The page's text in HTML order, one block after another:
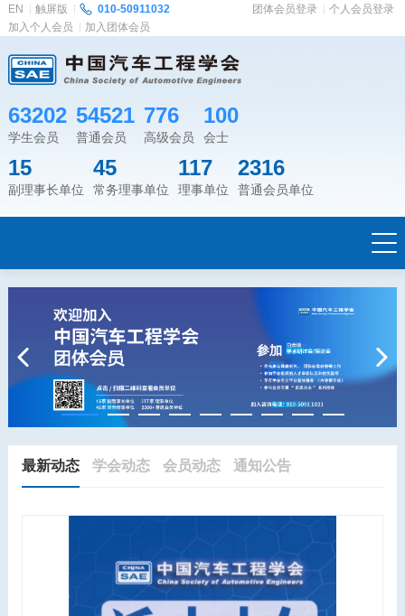
EN 触屏版 010-50911032 团体会员登录
个人会员登录
加入个人会员
加入团体会员
63202
学生会员
54521
普通会员
776
高级会员
100
会士
15
副理事长单位
45
常务理事单位
117
理事单位
2316
普通会员单位
Previous Next
最新动态 学会动态 会员动态 通知公告